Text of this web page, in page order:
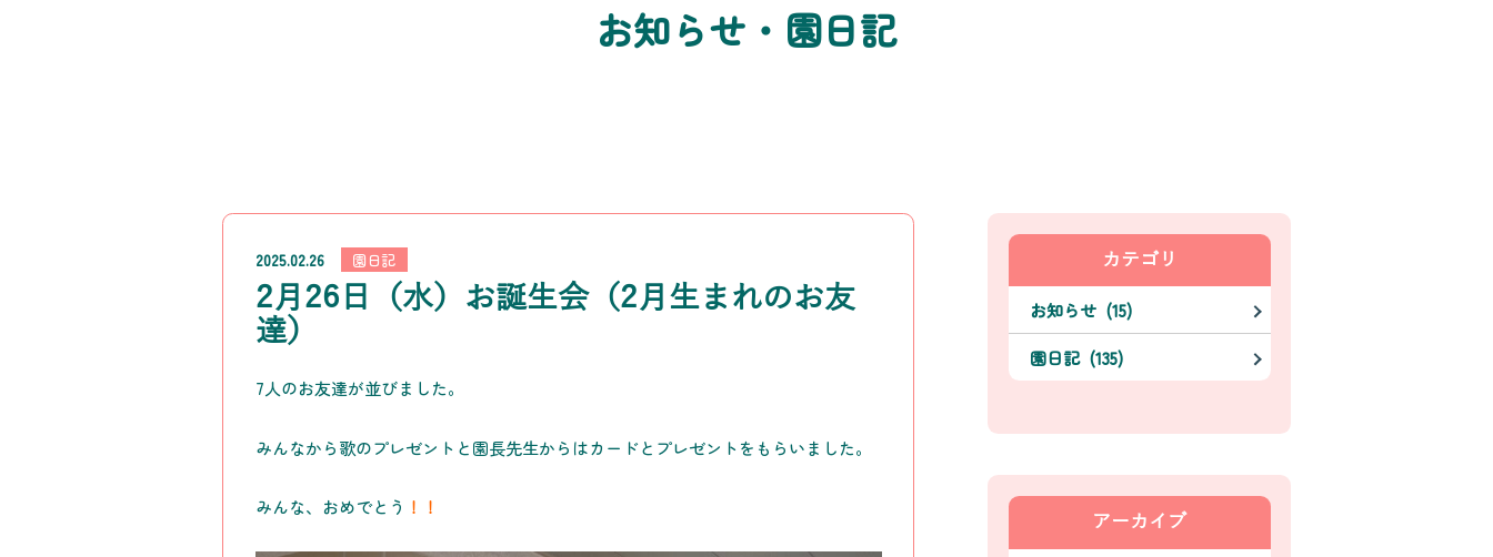
お知らせ・園日記
2025.02.26 園日記
2月26日（水）お誕生会（2月生まれのお友
達）
7人のお友達が並びました。
みんなから歌のプレゼントと園長先生からはカードとプレゼントをもらいました。
みんな、おめでとう ！！
カテゴリ
お知らせ (15)
園日記 (135)
アーカイブ